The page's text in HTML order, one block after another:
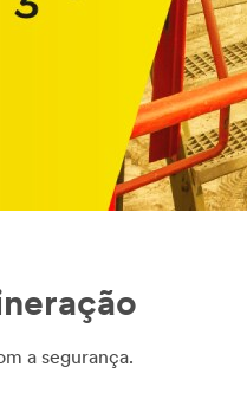
a segurança.